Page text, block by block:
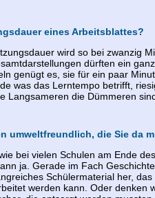
eines Arbeitsblattes?
wird so bei zwanzig
dürften ein
genügt es, sie für ein paar
was das Lerntempo betrifft,
Langsameren die Dümmeren
umweltfreundlich, die Sie da
bei vielen Schulen am Ende
ja. Gerade im Fach
Schülermaterial her,
werden kann. Oder denken